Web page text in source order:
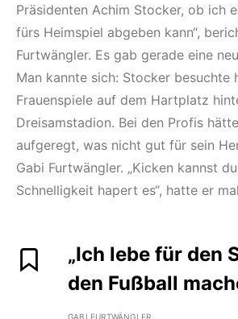
Präsidenten Achim Stocker, ob ich
fürs Heimspiel abgeben kann“,
Furtwängler. Es gab gerade eine
Man kannte sich: Stocker besuchte
Frauenspiele auf dem Hartplatz
Dreisamstadion. Bei den Profis
aufgeregt, was nicht gut für sein
Gabi Furtwängler. „Kicken kannst
Schnelligkeit hapert es“, hatte er
„Ich lebe für den
den Fußball
GABI FURTWÄNGLER